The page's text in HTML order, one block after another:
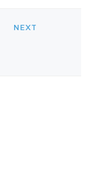
NEXT